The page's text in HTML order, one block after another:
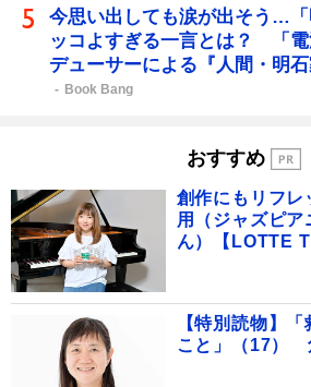
今思い出しても涙が出そう…
ッコよすぎる一言とは？ 「電
デューサーによる『人間・明
Book Bang
おすすめ
創作にもリフレ
用（ジャズピ
ん）【LOTTE
【特別読物】
こと」（17）